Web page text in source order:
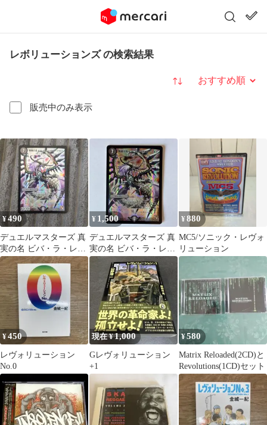
レボリューションズ の検索結果
販売中のみ表示
並び替え
¥490
デュエルマスターズ 真
実の名 ビバ・ラ・レヴ
ォリューション Sセッ
ト 1枚
¥ 1,500
デュエルマスターズ 真
実の名 ビバ・ラ・レヴ
ォリューション
¥880
MC5/ソニック・レヴォ
リューション
¥450
レヴォリューション
No.0
現在 ¥1,000
Gレヴォリューション
+1
¥580
Matrix Reloaded(2CD)と
Revolutions(1CD)セット